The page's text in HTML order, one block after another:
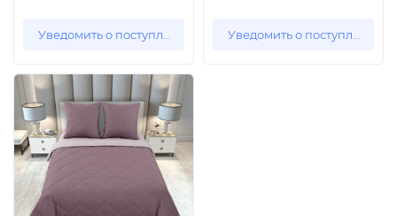
Уведомить о поступлении Уведомить о поступлении